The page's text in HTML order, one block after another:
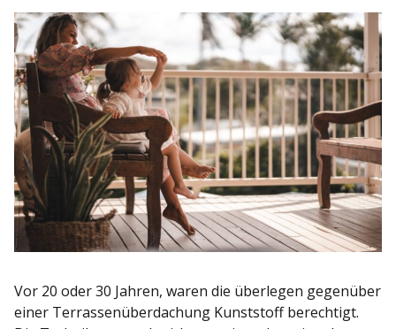
Vor 20 oder 30 Jahren, waren die überlegen gegenüber
einer Terrassenüberdachung Kunststoff berechtigt.